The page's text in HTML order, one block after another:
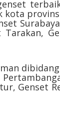
kota
Genset